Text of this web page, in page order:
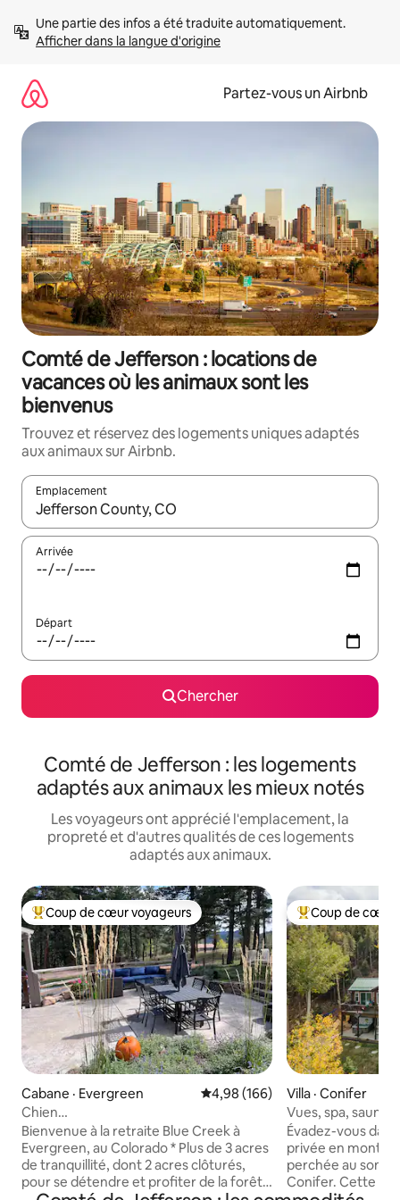
directement
Afficher dans la langue d'origine
Partez-vous un Airbnb
Comté de Jefferson : locations de
vacances où les animaux sont les
bienvenus
Trouvez et réservez des logements uniques adaptés
aux animaux sur Airbnb.
Emplacement
Quand les résultats sont affichés, parcourez-les en utilisant
Arrivée
Départ
Chercher
Comté de Jefferson : les logements
adaptés aux animaux les mieux notés
Les voyageurs ont apprécié l'emplacement, la
propreté et d'autres qualités de ces logements
adaptés aux animaux.
Coup de cœur voyageurs parmi les plus aimés
Coup de cœur voyageurs
Cabane · Evergreen Note moyenne de 4,98 sur 5,
4,98 (166)
Chien
préféré~Cabine~Famille~Couples~2
acres clôturés
Bienvenue à la retraite Blue Creek à
Evergreen, au Colorado * Plus de 3 acres
de tranquillité, dont 2 acres clôturés,
pour se détendre et profiter de la forêt,
Coup de cœur
Coup de cœur
Villa · Conifer
Vues, spa, sauna,
logement dans le
Évadez-vous
privée en
perchée au
Conifer. Cette